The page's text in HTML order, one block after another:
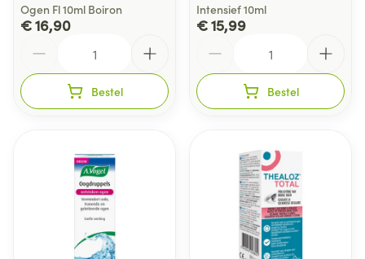
Ogen Fl 10ml Boiron
€ 16,90
Bestel
Intensief 10ml
€ 15,99
Bestel